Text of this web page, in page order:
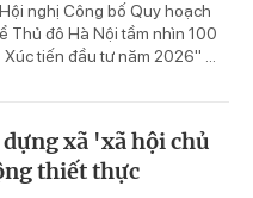
nghị Công bố Quy hoạch
Thủ đô Hà Nội tầm nhìn 100
Xúc tiến đầu tư năm 2026" ...
xã 'xã hội chủ
thiết thực